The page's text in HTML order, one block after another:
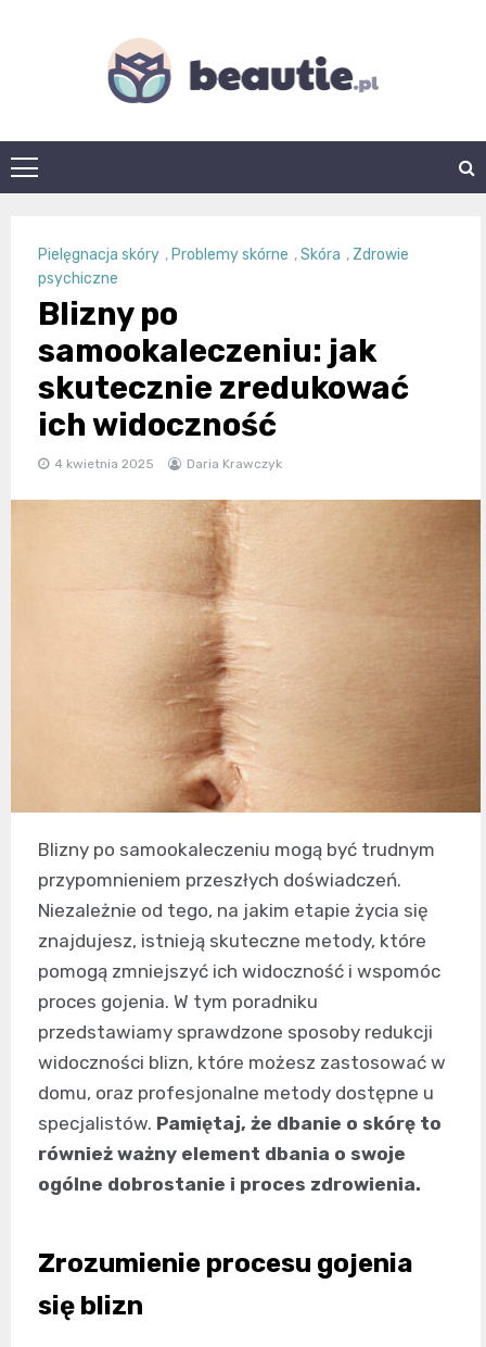
beautie.pl
Pielęgnacja skóry , Problemy skórne ,Skóra , Zdrowie
psychiczne
Blizny po
samookaleczeniu: jak
skutecznie zredukować
ich widoczność
4 kwietnia 2025 Daria Krawczyk
Blizny po samookaleczeniu mogą być trudnym
przypomnieniem przeszłych doświadczeń.
Niezależnie od tego, na jakim etapie życia się
znajdujesz, istnieją skuteczne metody, które
pomogą zmniejszyć ich widoczność i wspomóc
proces gojenia. W tym poradniku
przedstawiamy sprawdzone sposoby redukcji
widoczności blizn, które możesz zastosować w
domu, oraz profesjonalne metody dostępne u
specjalistów. Pamiętaj, że dbanie o skórę to
również ważny element dbania o swoje
ogólne dobrostanie i proces zdrowienia.
Zrozumienie procesu gojenia
się blizn